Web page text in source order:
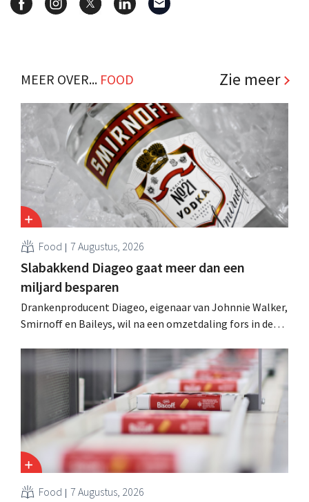
MEER OVER... FOOD Zie meer
Food 7 Augustus, 2026
Slabakkend Diageo gaat meer dan een
miljard besparen
Drankenproducent Diageo, eigenaar van Johnnie Walker,
Smirnoff en Baileys, wil na een omzetdaling fors in de
andere Guiness en voorgemixte cocktails.
Food 7 Augustus, 2026